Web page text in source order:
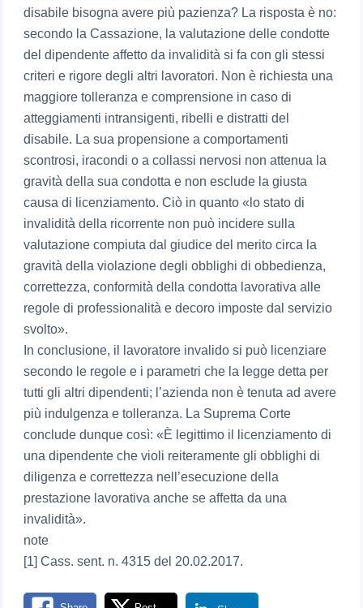
disabile bisogna avere più pazienza? La risposta è no:
secondo la Cassazione, la valutazione delle condotte
del dipendente affetto da invalidità si fa con gli stessi
criteri e rigore degli altri lavoratori. Non è richiesta una
maggiore tolleranza e comprensione in caso di
atteggiamenti intransigenti, ribelli e distratti del
disabile. La sua propensione a comportamenti
scontrosi, iracondi o a collassi nervosi non attenua la
gravità della sua condotta e non esclude la giusta
causa di licenziamento. Ciò in quanto «lo stato di
invalidità della ricorrente non può incidere sulla
valutazione compiuta dal giudice del merito circa la
gravità della violazione degli obblighi di obbedienza,
correttezza, conformità della condotta lavorativa alle
regole di professionalità e decoro imposte dal servizio
svolto».
In conclusione, il lavoratore invalido si può licenziare
secondo le regole e i parametri che la legge detta per
tutti gli altri dipendenti; l’azienda non è tenuta ad avere
più indulgenza e tolleranza. La Suprema Corte
conclude dunque così: «È legittimo il licenziamento di
una dipendente che violi reiteramente gli obblighi di
diligenza e correttezza nell’esecuzione della
prestazione lavorativa anche se affetta da una
invalidità».
note
[1] Cass. sent. n. 4315 del 20.02.2017.